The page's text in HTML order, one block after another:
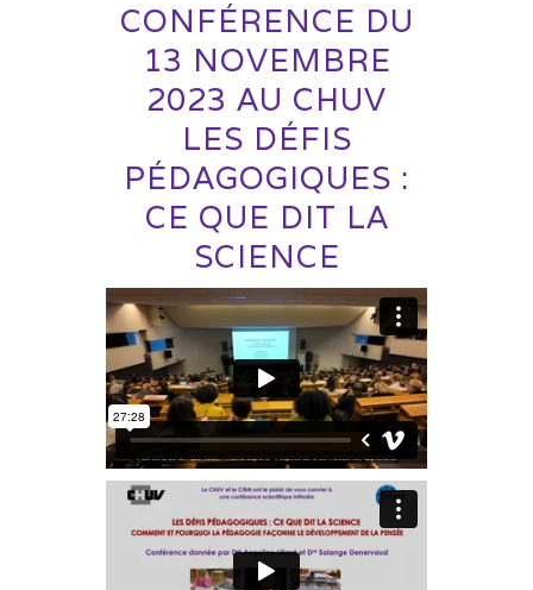
CONFÉRENCE DU
13 NOVEMBRE
2023 AU CHUV
LES DÉFIS
PÉDAGOGIQUES :
CE QUE DIT LA
SCIENCE